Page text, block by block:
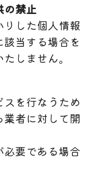
の禁止
した個人情報
当する場合を
しません。
を行なうため
業者に対して開
要である場合